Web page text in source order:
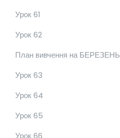
Урок 61
Урок 62
План вивчення на БЕРЕЗЕНЬ
Урок 63
Урок 64
Урок 65
Урок 66